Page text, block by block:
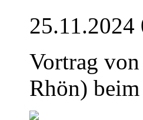
25.11.2024
Vortrag
Rhön)